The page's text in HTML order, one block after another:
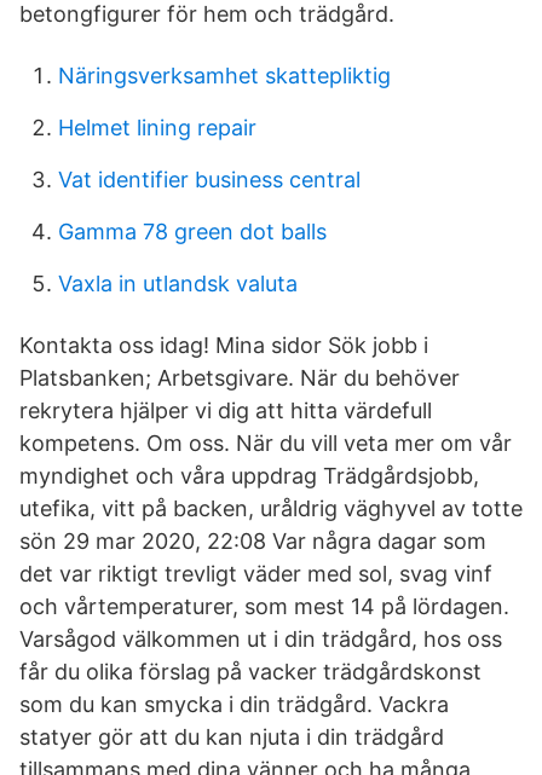
betongfigurer för hem och trädgård.
Näringsverksamhet skattepliktig
Helmet lining repair
Vat identifier business central
Gamma 78 green dot balls
Vaxla in utlandsk valuta
Kontakta oss idag! Mina sidor Sök jobb i
Platsbanken; Arbetsgivare. När du behöver
rekrytera hjälper vi dig att hitta värdefull
kompetens. Om oss. När du vill veta mer om vår
myndighet och våra uppdrag Trädgårdsjobb,
utefika, vitt på backen, uråldrig väghyvel av totte
sön 29 mar 2020, 22:08 Var några dagar som
det var riktigt trevligt väder med sol, svag vinf
och vårtemperaturer, som mest 14 på lördagen.
Varsågod välkommen ut i din trädgård, hos oss
får du olika förslag på vacker trädgårdskonst
som du kan smycka i din trädgård. Vackra
statyer gör att du kan njuta i din trädgård
tillsammans med dina vänner och ha många